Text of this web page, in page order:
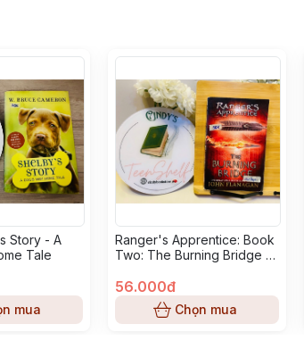
Story - A
Tale
mua
Ranger's Apprentice: Book
Two: The Burning Bridge -
56.000đ
Chọn mua